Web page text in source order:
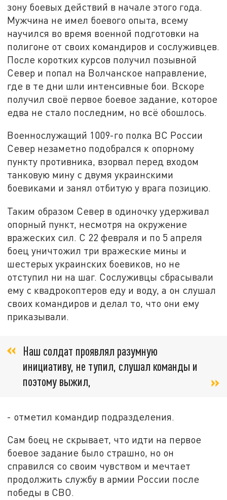
зону боевых действий в начале этого года.
Мужчина не имел боевого опыта, всему
научился во время военной подготовки на
полигоне от своих командиров и сослуживцев.
После коротких курсов получил позывной
Север и попал на Волчанское направление,
где в те дни шли интенсивные бои. Вскоре
получил своё первое боевое задание, которое
едва не стало последним, но всё обошлось.
Военнослужащий 1009-го полка ВС России
Север незаметно подобрался к опорному
пункту противника, взорвал перед входом
танковую мину с двумя украинскими
боевиками и занял отбитую у врага позицию.
Таким образом Север в одиночку удерживал
опорный пункт, несмотря на окружение
вражеских сил. С 22 февраля и по 5 апреля
боец уничтожил три вражеские мины и
шестерых украинских боевиков, но не
отступил ни на шаг. Сослуживцы сбрасывали
ему с квадрокоптеров еду и воду, а он слушал
своих командиров и делал то, что они ему
приказывали.
Наш солдат проявлял разумную
инициативу, не тупил, слушал команды и
поэтому выжил,
- отметил командир подразделения.
Сам боец не скрывает, что идти на первое
боевое задание было страшно, но он
справился со своим чувством и мечтает
продолжить службу в армии России после
победы в СВО.